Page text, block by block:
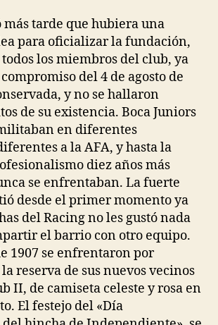
tarde que hubiera una
para oficializar la fundación,
los miembros del club, ya
del 4 de agosto de
y no se hallaron
de su existencia. Boca Juniors
en diferentes
a la AFA, y hasta la
diez años más
se enfrentaban. La fuerte
desde el primer momento ya
del Racing no les gustó nada
el barrio con otro equipo.
1907 se enfrentaron por
reserva de sus nuevos vecinos
II, de camiseta celeste y rosa en
El festejo del «Día